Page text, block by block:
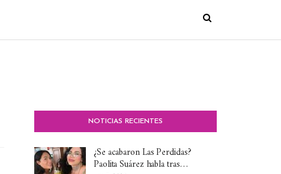
NOTICIAS RECIENTES
¿Se acabaron Las Perdidas?
Paolita Suárez habla tras…